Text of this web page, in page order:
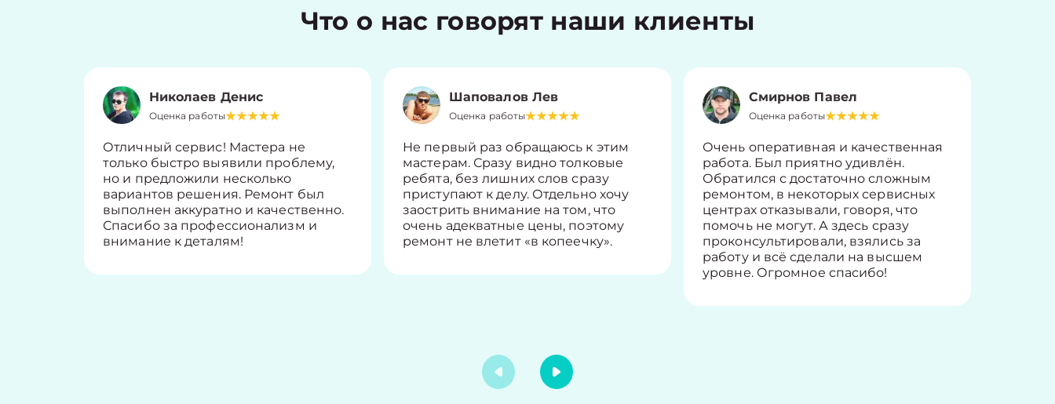
Что о нас говорят наши клиенты
Николаев Денис
Оценка работы
Отличный сервис! Мастера не
только быстро выявили проблему,
но и предложили несколько
вариантов решения. Ремонт был
выполнен аккуратно и качественно.
Спасибо за профессионализм и
внимание к деталям!
Шаповалов Лев
Оценка работы
Не первый раз обращаюсь к этим
мастерам. Сразу видно толковые
ребята, без лишних слов сразу
приступают к делу. Отдельно хочу
заострить внимание на том, что
очень адекватные цены, поэтому
ремонт не влетит «в копеечку».
Смирнов Павел
Оценка работы
Очень оперативная и качественная
работа. Был приятно удивлён.
Обратился с достаточно сложным
ремонтом, в некоторых сервисных
центрах отказывали, говоря, что
помочь не могут. А здесь сразу
проконсультировали, взялись за
работу и всё сделали на высшем
уровне. Огромное спасибо!